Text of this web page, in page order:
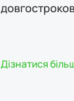
Дізнатися